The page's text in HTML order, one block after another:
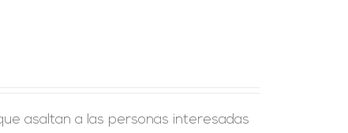
asaltan a las personas interesadas